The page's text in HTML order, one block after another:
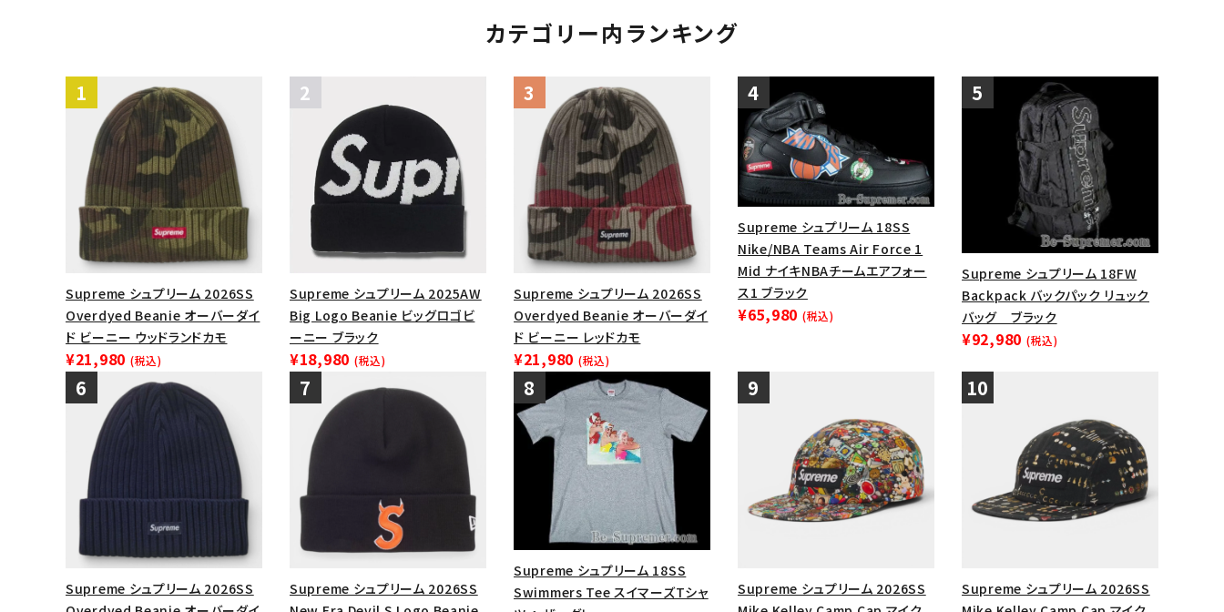
絞り込んで検索する
カテゴリー内ランキング
Supreme シュプリーム 2026SS
Overdyed Beanie オーバーダイ
ド ビーニー ウッドランドカモ
¥21,980 (税込)
Supreme シュプリーム 2025AW
Big Logo Beanie ビッグロゴビ
ーニー ブラック
¥18,980 (税込)
Supreme シュプリーム 2026SS
Overdyed Beanie オーバーダイ
ド ビーニー レッドカモ
¥21,980 (税込)
Supreme シュプリーム 18SS
Nike/NBA Teams Air Force 1
Mid ナイキNBAチームエアフォー
ス1 ブラック
¥65,980 (税込)
Supreme シュプリーム 18FW
Backpack バックパック リュック
バッグ ブラック
¥92,980 (税込)
Supreme シュプリーム 2026SS
Supreme シュプリーム 2026SS
Supreme シュプリーム 18SS
Swimmers Tee スイマーズTシャ
Supreme シュプリーム 2026SS
Supreme シュプリーム 2026SS